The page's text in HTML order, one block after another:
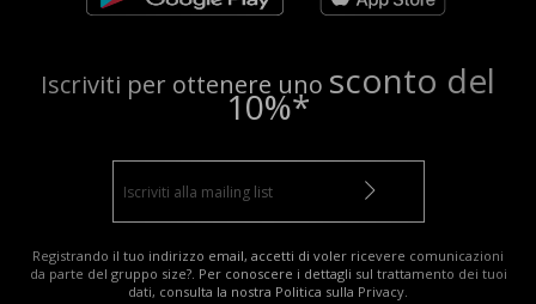
Iscriviti per ottenere uno sconto del
10%*
Registrando il tuo indirizzo email, accetti di voler ricevere comunicazioni
da parte del gruppo size?. Per conoscere i dettagli sul trattamento dei tuoi
dati, consulta la nostra Politica sulla Privacy.